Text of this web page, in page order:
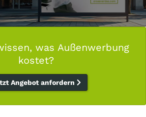
was Außenwerbung
kostet?
Angebot anfordern